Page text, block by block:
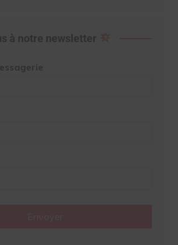
à notre newsletter